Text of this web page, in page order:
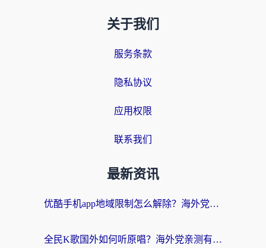
关于我们
服务条款
隐私协议
应用权限
联系我们
最新资讯
优酷手机app地域限制怎么解除？海外党亲测有效的追剧方案
全民K歌国外如何听原唱？海外党亲测有效的回国加速器选择指南